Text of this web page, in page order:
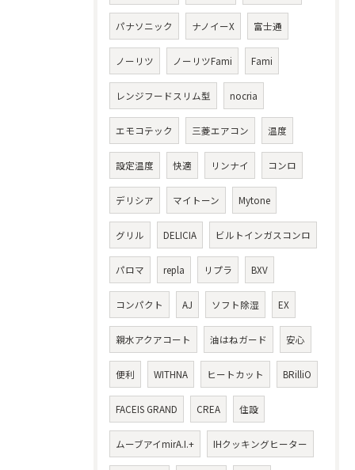
パナソニック ナノイーX 富士通
ノーリツ ノーリツFami Fami
レンジフードスリム型 nocria
エモコテック 三菱エアコン 温度
設定温度 快適 リンナイ コンロ
デリシア マイトーン Mytone
グリル DELICIA ビルトインガスコンロ
パロマ repla リプラ BXV
コンパクト AJ ソフト除湿 EX
親水アクアコート 油はねガード 安心
便利 WITHNA ヒートカット BRilliO
FACEIS GRAND CREA 住設
ムーブアイmirA.I.+ IHクッキングヒーター